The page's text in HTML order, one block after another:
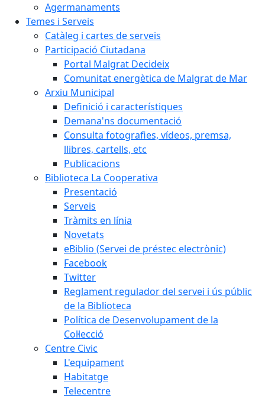
Agermanaments
Temes i Serveis
Catàleg i cartes de serveis
Participació Ciutadana
Portal Malgrat Decideix
Comunitat energètica de Malgrat de Mar
Arxiu Municipal
Definició i característiques
Demana'ns documentació
Consulta fotografies, vídeos, premsa,
llibres, cartells, etc
Publicacions
Biblioteca La Cooperativa
Presentació
Serveis
Tràmits en línia
Novetats
eBiblio (Servei de préstec electrònic)
Facebook
Twitter
Reglament regulador del servei i ús públic
de la Biblioteca
Política de Desenvolupament de la
Col·lecció
Centre Civic
L'equipament
Habitatge
Telecentre